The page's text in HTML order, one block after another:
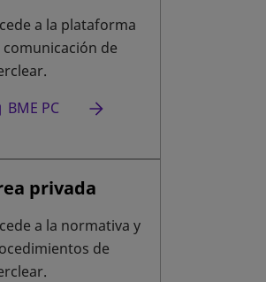
a la plataforma
comunicación de
BME PCen una pestaña nueva
privada
a la normativa y
de